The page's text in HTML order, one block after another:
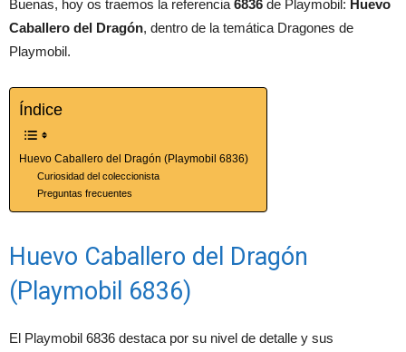
Buenas, hoy os traemos la referencia 6836 de Playmobil: Huevo
Caballero del Dragón, dentro de la temática Dragones de
Playmobil.
Índice
Huevo Caballero del Dragón (Playmobil 6836)
Curiosidad del coleccionista
Preguntas frecuentes
Huevo Caballero del Dragón
(Playmobil 6836)
El Playmobil 6836 destaca por su nivel de detalle y sus